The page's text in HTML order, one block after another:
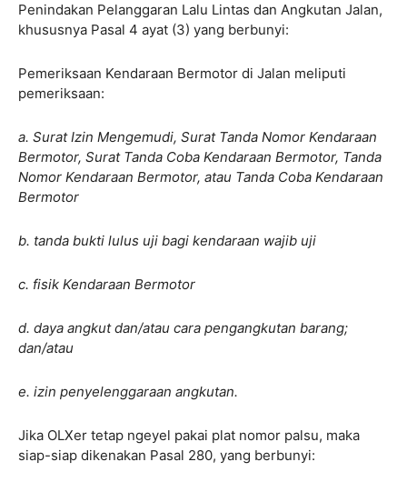
Penindakan Pelanggaran Lalu Lintas dan Angkutan Jalan,
khususnya Pasal 4 ayat (3) yang berbunyi:
Pemeriksaan Kendaraan Bermotor di Jalan meliputi
pemeriksaan:
a. Surat Izin Mengemudi, Surat Tanda Nomor Kendaraan
Bermotor, Surat Tanda Coba Kendaraan Bermotor, Tanda
Nomor Kendaraan Bermotor, atau Tanda Coba Kendaraan
Bermotor
b. tanda bukti lulus uji bagi kendaraan wajib uji
c. fisik Kendaraan Bermotor
d. daya angkut dan/atau cara pengangkutan barang;
dan/atau
e. izin penyelenggaraan angkutan.
Jika OLXer tetap ngeyel pakai plat nomor palsu, maka
siap-siap dikenakan Pasal 280, yang berbunyi: